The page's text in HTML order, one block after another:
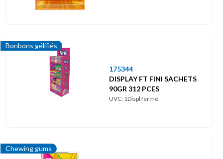
Bonbons gélifiés
175344
DISPLAY FT FINI SACHETS
90GR 312 PCES
UVC: 1Displ fermé
Chewing gums